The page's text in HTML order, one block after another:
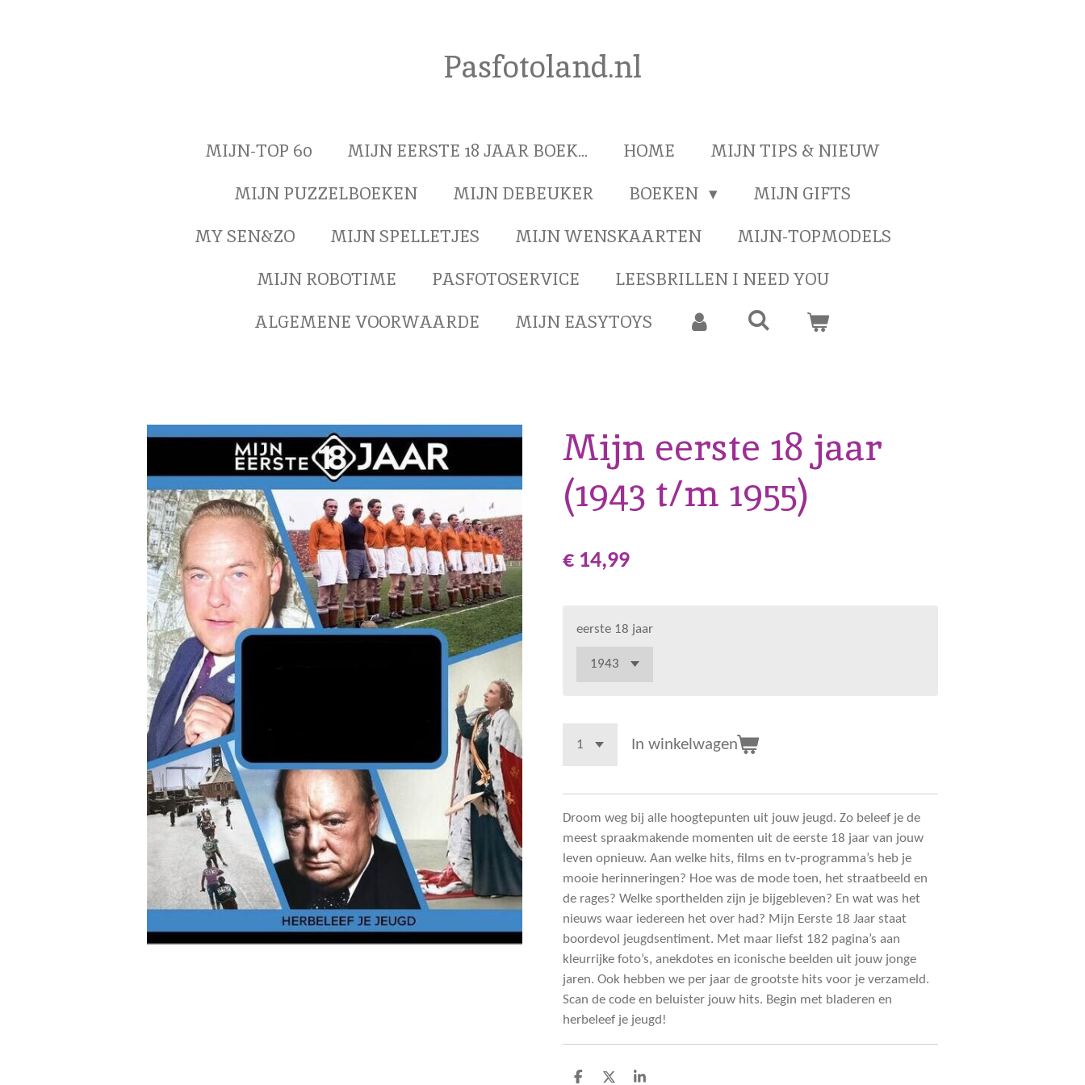
Pasfotoland.nl
MIJN-TOP 60 MIJN EERSTE 18 JAAR BOEK... HOME
MIJN TIPS & NIEUW
MIJN PUZZELBOEKEN
MIJN DEBEUKER BOEKEN
MIJN GIFTS
MY SEN&ZO
MIJN SPELLETJES MIJN WENSKAARTEN
MIJN-TOPMODELS
MIJN ROBOTIME
PASFOTOSERVICE
LEESBRILLEN I NEED YOU
ALGEMENE VOORWAARDE
MIJN EASYTOYS
Mijn eerste 18 jaar
(1943 t/m 1955)
€ 14,99
eerste 18 jaar
In winkelwagen
Droom weg bij alle hoogtepunten uit jouw jeugd. Zo beleef je de
meest spraakmakende momenten uit de eerste 18 jaar van jouw
leven opnieuw. Aan welke hits, films en tv-programma’s heb je
mooie herinneringen? Hoe was de mode toen, het straatbeeld en
de rages? Welke sporthelden zijn je bijgebleven? En wat was het
nieuws waar iedereen het over had? Mijn Eerste 18 Jaar staat
boordevol jeugdsentiment. Met maar liefst 182 pagina’s aan
kleurrijke foto’s, anekdotes en iconische beelden uit jouw jonge
jaren. Ook hebben we per jaar de grootste hits voor je verzameld.
Scan de code en beluister jouw hits. Begin met bladeren en
herbeleef je jeugd!